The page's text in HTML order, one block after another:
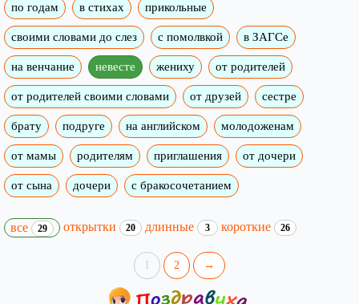
по годам в стихах прикольные
своими словами до слез с помолвкой в ЗАГСе
на венчание невесте жениху от родителей
от родителей своими словами от друзей сестре
брату подруге на английском молодоженам
от мамы родителям приглашения от дочери
от сына дочери с бракосочетанием
все 29 открытки 20 длинные 3 короткие 26
1 2 →